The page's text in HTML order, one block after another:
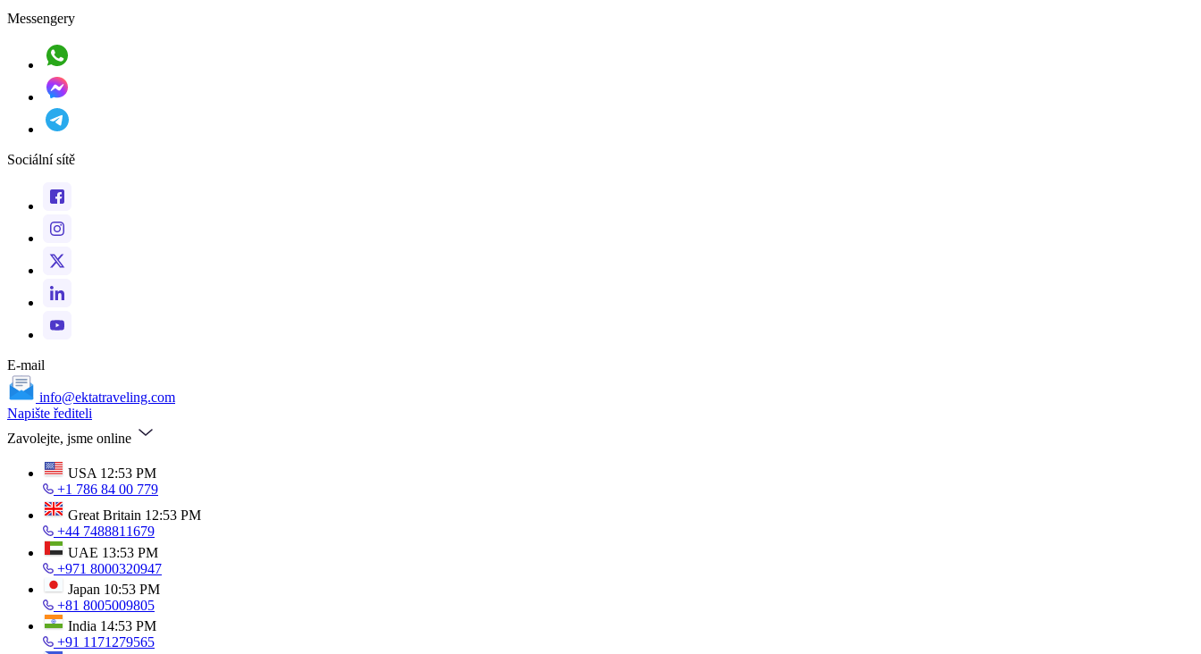
Messengery
Sociální sítě
E-mail
info@ektatraveling.com
Napište řediteli
Zavolejte, jsme online
USA 12:53 PM
+1 786 84 00 779
Great Britain 12:53 PM
+44 7488811679
UAE 13:53 PM
+971 8000320947
Japan 10:53 PM
+81 8005009805
India 14:53 PM
+91 1171279565